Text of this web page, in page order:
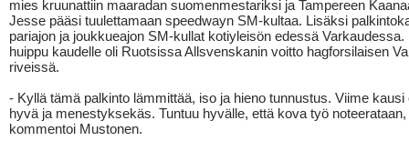
mies kruunattiin maaradan suomenmestariksi ja Tampereen
Jesse pääsi tuulettamaan speedwayn SM-kultaa. Lisäksi
pariajon ja joukkueajon SM-kullat kotiyleisön edessä Varkaudessa.
huippu kaudelle oli Ruotsissa Allsvenskanin voitto hagforsilaisen
riveissä.
- Kyllä tämä palkinto lämmittää, iso ja hieno tunnustus. Viime kausi
hyvä ja menestyksekäs. Tuntuu hyvälle, että kova työ noteerataan,
kommentoi Mustonen.